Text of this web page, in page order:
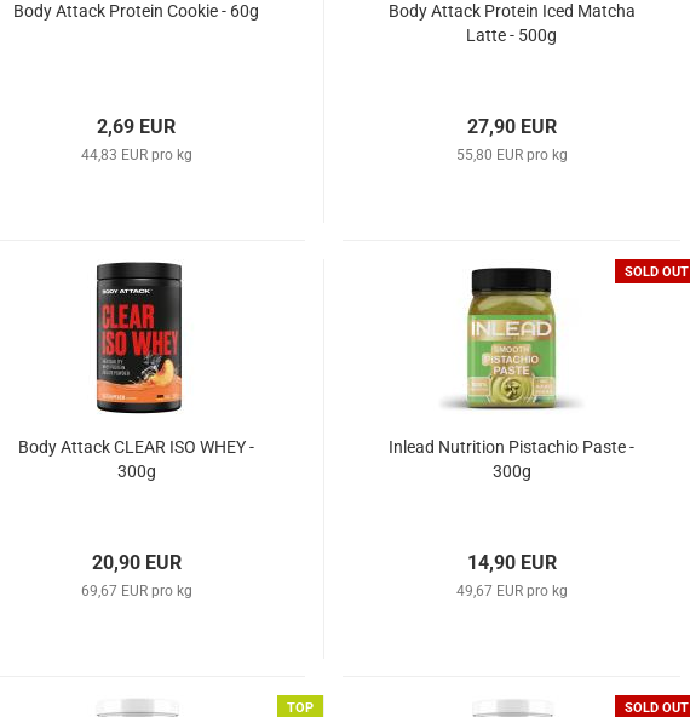
Body Attack Protein Cookie - 60g
2,69 EUR
44,83 EUR pro kg
Body Attack Protein Iced Matcha
Latte - 500g
27,90 EUR
55,80 EUR pro kg
Body Attack CLEAR ISO WHEY -
300g
20,90 EUR
69,67 EUR pro kg
SOLD OUT
Inlead Nutrition Pistachio Paste -
300g
14,90 EUR
49,67 EUR pro kg
TOP SOLD OUT